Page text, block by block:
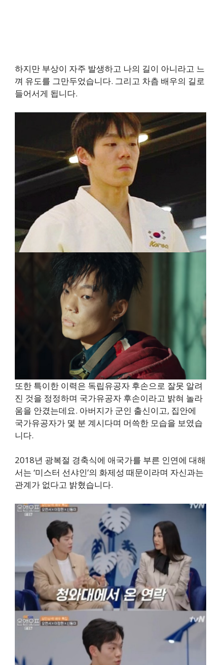
하지만 부상이 자주 발생하고 나의 길이 아니라고 느
껴 유도를 그만두었습니다. 그리고 차츰 배우의 길로
들어서게 됩니다.
또한 특이한 이력은 독립유공자 후손으로 잘못 알려
진 것을 정정하며 국가유공자 후손이라고 밝혀 놀라
움을 안겼는데요. 아버지가 군인 출신이고, 집안에
국가유공자가 몇 분 계시다며 머쓱한 모습을 보였습
니다.
2018년 광복절 경축식에 애국가를 부른 인연에 대해
서는 ‘미스터 선샤인’의 화제성 때문이라며 자신과는
관계가 없다고 밝혔습니다.